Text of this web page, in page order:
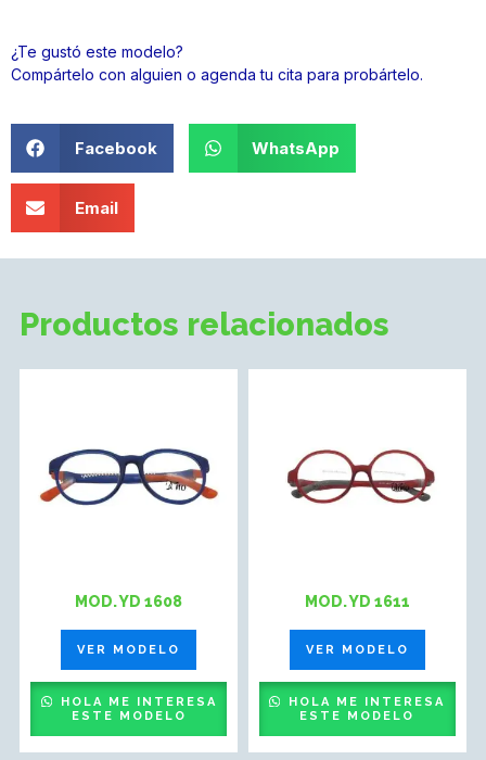
¿Te gustó este modelo?
Compártelo con alguien o agenda tu cita para probártelo.
Facebook WhatsApp
Email
Productos relacionados
MOD. YD 1608
VER MODELO
HOLA ME INTERESA
ESTE MODELO
MOD. YD 1611
VER MODELO
HOLA ME INTERESA
ESTE MODELO